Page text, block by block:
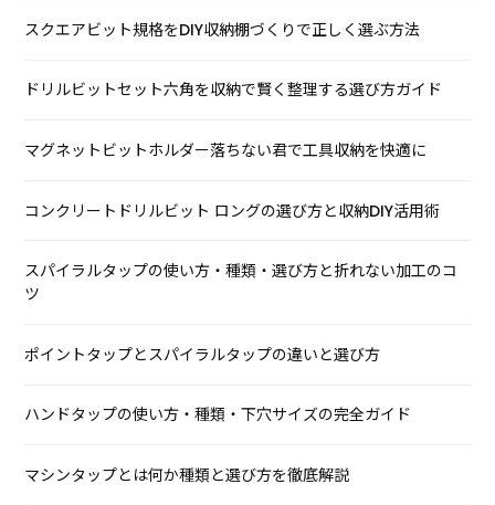
スクエアビット規格をDIY収納棚づくりで正しく選ぶ方法
ドリルビットセット六角を収納で賢く整理する選び方ガイド
マグネットビットホルダー落ちない君で工具収納を快適に
コンクリートドリルビット ロングの選び方と収納DIY活用術
スパイラルタップの使い方・種類・選び方と折れない加工のコ
ツ
ポイントタップとスパイラルタップの違いと選び方
ハンドタップの使い方・種類・下穴サイズの完全ガイド
マシンタップとは何か種類と選び方を徹底解説